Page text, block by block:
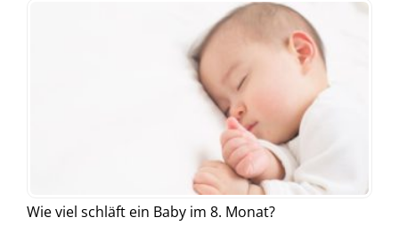
Wie viel schläft ein Baby im 8. Monat?